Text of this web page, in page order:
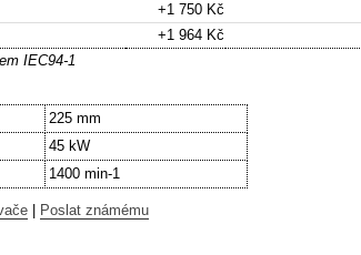
+1 750 Kč
+1 964 Kč
IEC94-1
225 mm
45 kW
1400 min-1
Poslat známému